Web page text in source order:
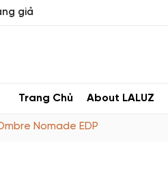
giả
Trang Chủ About LALUZ
Nomade EDP